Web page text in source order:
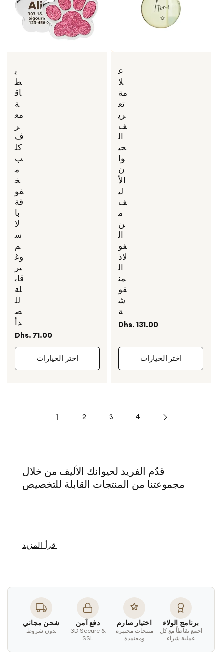
ب
ط
اق
ة
مع
ر
ف
كل
ب
م
خ
فو
قة
با
لا
س
م
وغ
ير
قاب
لة
لل
ص
دأ
السعر
العادي
Dhs. 71.00
اختر الخيارات
ع
لا
مة
تع
ري
ف
ال
حي
وا
ن
الأ
لي
ف
م
ن
ال
فو
لاذ
ال
من
قو
ش
ة
السعر
Dhs. 131.00
اختر الخيارات
1 2 3 4
قدّم الفريد لحيوانك الأليف من خلال
مجموعتنا من المنتجات القابلة للتخصيص
اقرأ المزيد
شحن مجاني
بدون شروط
دفع آمن
3D Secure &
SSL
اختيار صارم
منتجات مختبرة
ومعتمدة
برنامج الولاء
اجمع نقاطاً مع كل
عملية شراء